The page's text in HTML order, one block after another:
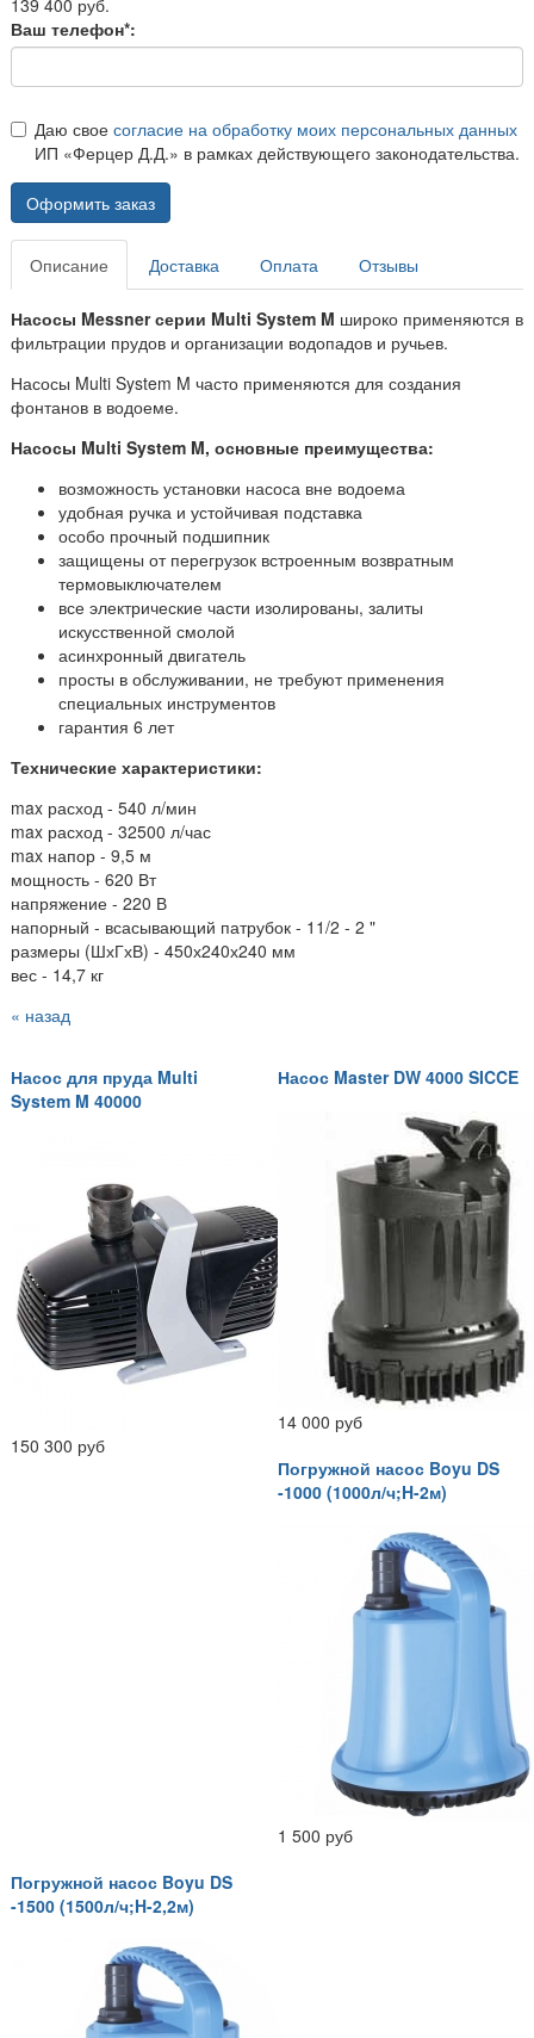
Ваш телефон*:
Даю свое согласие на обработку моих персональных данных
ИП «Ферцер Д.Д.» в рамках действующего законодательства.
Оформить заказ
Описание Доставка Оплата Отзывы
Насосы Messner серии Multi System M широко применяются в
фильтрации прудов и организации водопадов и ручьев.
Насосы Multi System M часто применяются для создания
фонтанов в водоеме.
Насосы Multi System M, основные преимущества:
возможность установки насоса вне водоема
удобная ручка и устойчивая подставка
особо прочный подшипник
защищены от перегрузок встроенным возвратным
термовыключателем
все электрические части изолированы, залиты
искусственной смолой
асинхронный двигатель
просты в обслуживании, не требуют применения
специальных инструментов
гарантия 6 лет
Технические характеристики:
max расход - 540 л/мин
max расход - 32500 л/час
max напор - 9,5 м
мощность - 620 Вт
напряжение - 220 В
напорный - всасывающий патрубок - 11/2 - 2 "
размеры (ШхГхВ) - 450х240х240 мм
вес - 14,7 кг
« назад
Насос для пруда Multi
System M 40000
150 300 руб
Насос Master DW 4000 SICCE
14 000 руб
Погружной насос Boyu DS
-1000 (1000л/ч;H-2м)
1 500 руб
Погружной насос Boyu DS
-1500 (1500л/ч;H-2,2м)